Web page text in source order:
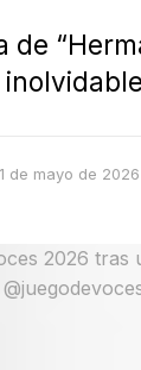
de
de mayo de 2026